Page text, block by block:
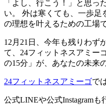
「よし、行こう！」と思っ
い。 外は寒くても、一歩足
の理想を叶えるための工場で
12月21日、今年も残りわず
て、24フィットネスアミー
の15分」が、あなたの未来
24フィットネスアミーゴで
公式LINEや公式Instagramも